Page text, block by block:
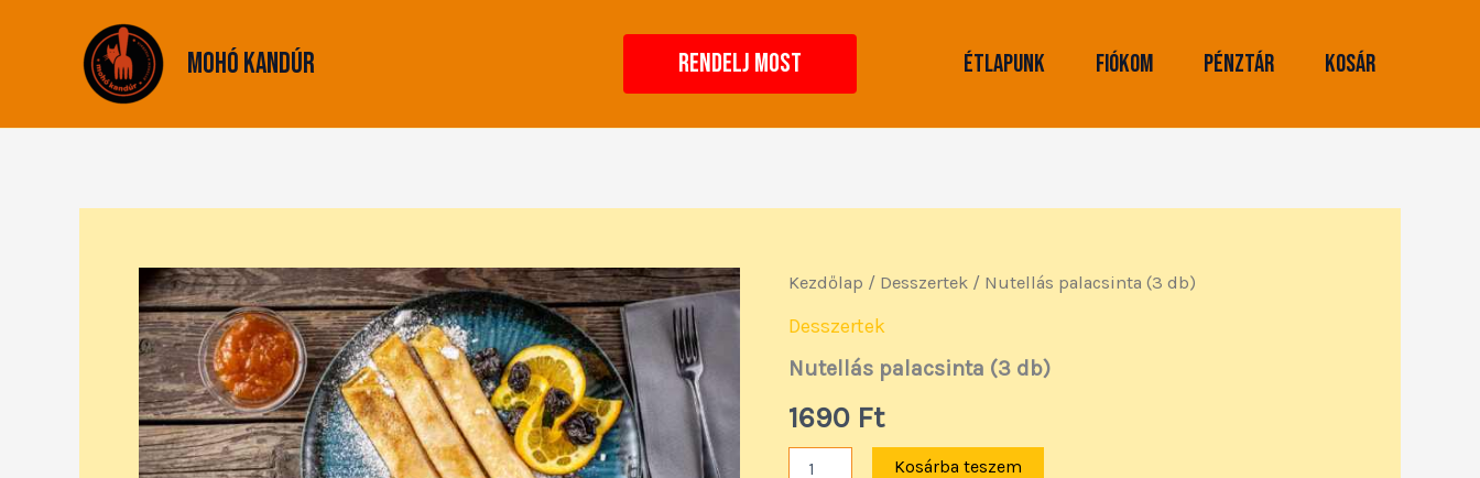
Mohó Kandúr RENDELJ MOST Étlapunk Fiókom Pénztár Kosár
Kezdőlap / Desszertek/ Nutellás palacsinta (3 db)
Desszertek
Nutellás palacsinta (3 db)
1690 Ft
Nutellás
palacsinta
(3
mennyiség
Kosárba teszem